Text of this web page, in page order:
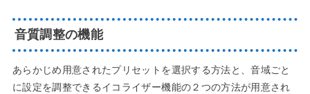
音質調整の機能
あらかじめ用意されたプリセットを選択する方法と、音域ごと
に設定を調整できるイコライザー機能の２つの方法が用意され